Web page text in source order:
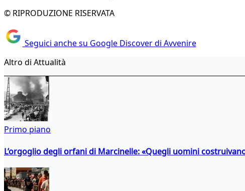
© RIPRODUZIONE RISERVATA
Seguici anche su Google Discover di Avvenire
Altro di Attualità
Primo piano
L’orgoglio degli orfani di Marcinelle: «Quegli uomini